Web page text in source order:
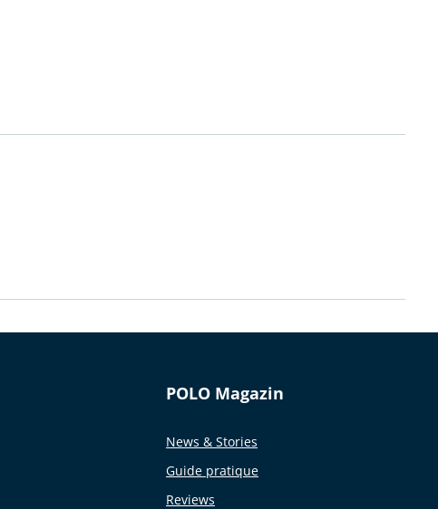
POLO Magazin
News & Stories
Guide pratique
Reviews